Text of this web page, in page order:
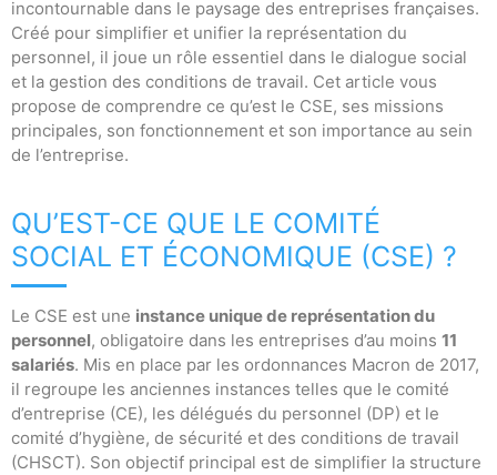
incontournable dans le paysage des entreprises françaises.
Créé pour simplifier et unifier la représentation du
personnel, il joue un rôle essentiel dans le dialogue social
et la gestion des conditions de travail. Cet article vous
propose de comprendre ce qu’est le CSE, ses missions
principales, son fonctionnement et son importance au sein
de l’entreprise.
QU’EST-CE QUE LE COMITÉ
SOCIAL ET ÉCONOMIQUE (CSE) ?
Le CSE est une instance unique de représentation du
personnel, obligatoire dans les entreprises d’au moins 11
salariés. Mis en place par les ordonnances Macron de 2017,
il regroupe les anciennes instances telles que le comité
d’entreprise (CE), les délégués du personnel (DP) et le
comité d’hygiène, de sécurité et des conditions de travail
(CHSCT). Son objectif principal est de simplifier la structure